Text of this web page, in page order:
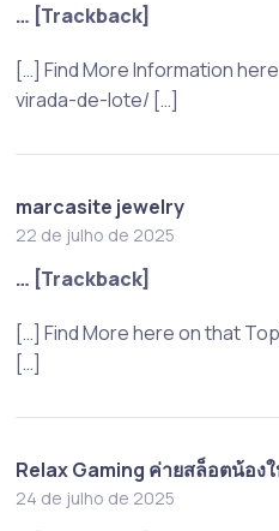
… [Trackback]
[…] Find More Information
virada-de-lote/ […]
marcasite jewelry
22 de julho de 2025
… [Trackback]
[…] Find More here on that
[…]
Relax Gaming ค่ายสล็อตน้อง
24 de julho de 2025